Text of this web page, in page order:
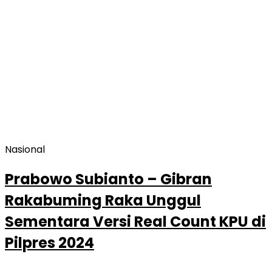
Nasional
Prabowo Subianto – Gibran
Rakabuming Raka Unggul
Sementara Versi Real Count KPU di
Pilpres 2024